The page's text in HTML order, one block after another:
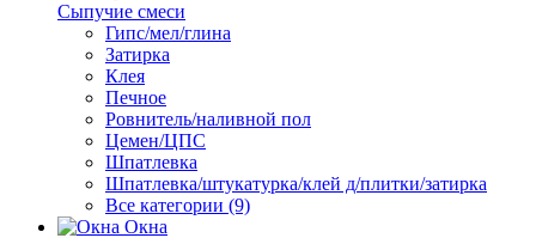
Сыпучие смеси
Гипс/мел/глина
Затирка
Клея
Печное
Ровнитель/наливной пол
Цемен/ЦПС
Шпатлевка
Шпатлевка/штукатурка/клей д/плитки/затирка
Все категории (9)
Окна